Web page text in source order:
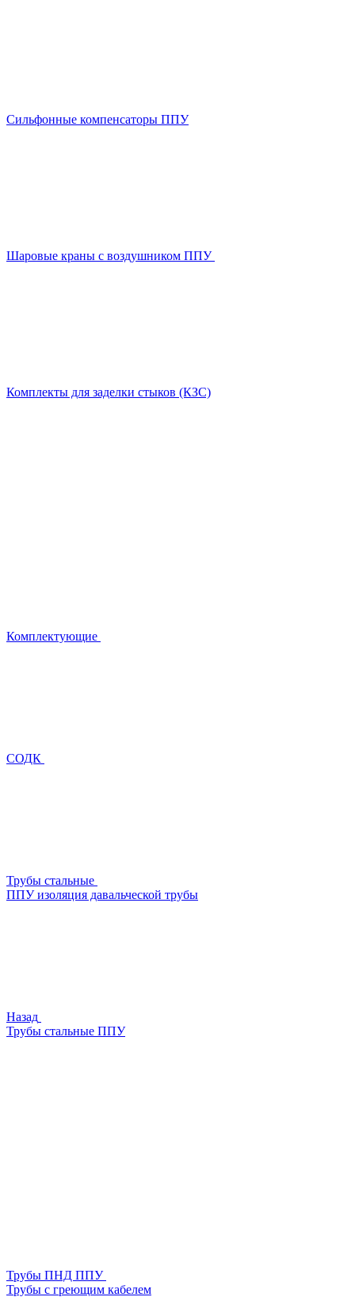
Сильфонные компенсаторы ППУ
Шаровые краны с воздушником ППУ
Комплекты для заделки стыков (КЗС)
Комплектующие
СОДК
Трубы стальные
ППУ изоляция давальческой трубы
Назад
Трубы стальные ППУ
Трубы ПНД ППУ
Трубы с греющим кабелем